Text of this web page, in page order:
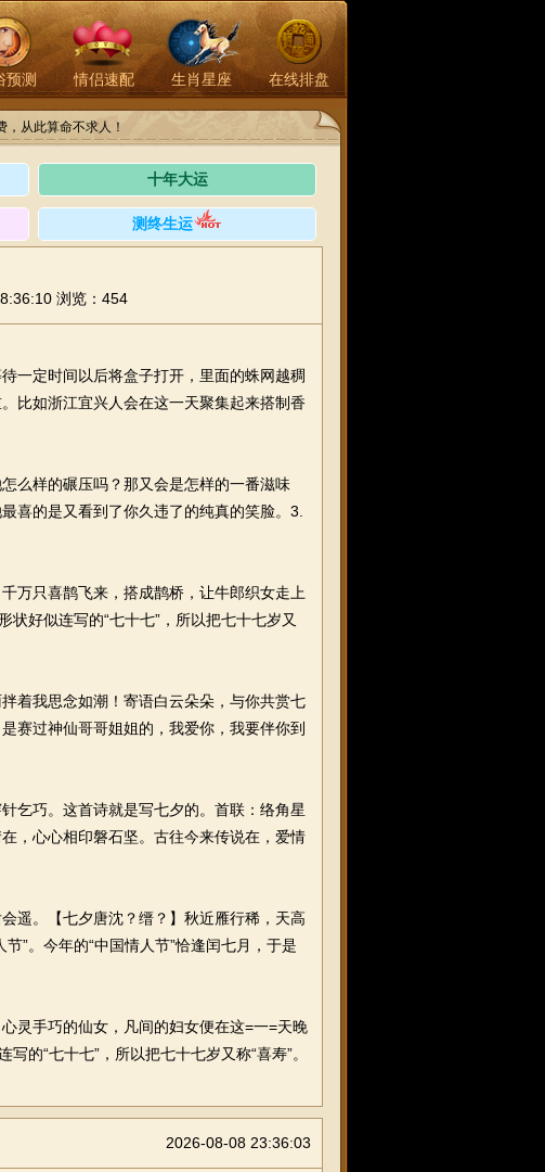
预测 情侣速配 生肖星座 在线排盘
从此算命不求人！
十年大运
测终生运
浏览：454
定时间以后将盒子打开，里面的蛛网越稠
比如浙江宜兴人会在这一天聚集起来搭制香
么样的碾压吗？那又会是怎样的一番滋味
的是又看到了你久违了的纯真的笑脸。3.
只喜鹊飞来，搭成鹊桥，让牛郎织女走上
好似连写的“七十七”，所以把七十七岁又
我思念如潮！寄语白云朵朵，与你共赏七
赛过神仙哥哥姐姐的，我爱你，我要伴你到
巧。这首诗就是写七夕的。首联：络角星
，心心相印磐石坚。古往今来传说在，爱情
。【七夕唐沈？缙？】秋近雁行稀，天高
”。今年的“中国情人节”恰逢闰七月，于是
手巧的仙女，凡间的妇女便在这=一=天晚
的“七十七”，所以把七十七岁又称“喜寿”。
2026-08-08 23:36:03